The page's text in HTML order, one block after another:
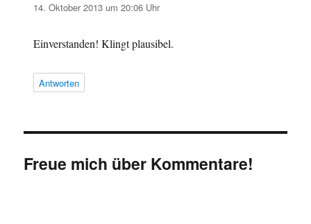
14. Oktober 2013 um 20:06 Uhr
Einverstanden! Klingt plausibel.
Antworten
Freue mich über Kommentare!